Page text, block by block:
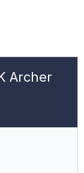
Archer